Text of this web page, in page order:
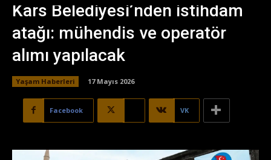
Kars Belediyesi’nden istihdam
atağı: mühendis ve operatör
alımı yapılacak
Yaşam Haberleri 17 Mayıs 2026
Facebook VK